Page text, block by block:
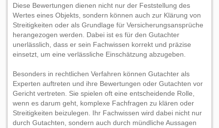
Diese Bewertungen dienen nicht nur der Feststellung des
Wertes eines Objekts, sondern können auch zur Klärung von
Streitigkeiten oder als Grundlage für Versicherungsansprüche
herangezogen werden. Dabei ist es für den Gutachter
unerlässlich, dass er sein Fachwissen korrekt und präzise
einsetzt, um eine verlässliche Einschätzung abzugeben.
Besonders in rechtlichen Verfahren können Gutachter als
Experten auftreten und ihre Bewertungen oder Gutachten vor
Gericht vertreten. Sie spielen oft eine entscheidende Rolle,
wenn es darum geht, komplexe Fachfragen zu klären oder
Streitigkeiten beizulegen. Ihr Fachwissen wird dabei nicht nur
durch Gutachten, sondern auch durch mündliche Aussagen